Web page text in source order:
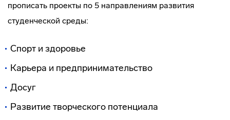
прописать проекты по 5 направлениям развития
студенческой среды:
Спорт и здоровье
Карьера и предпринимательство
Досуг
Развитие творческого потенциала